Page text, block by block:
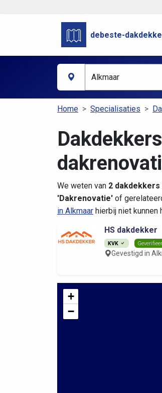
debeste-
Home Specialisaties
We weten van 2 dakdekkers
'Dakrenovatie' of
in Alkmaar hierbij niet kunnen
HS dakdekker
KVK
Gevestigd in
+
−